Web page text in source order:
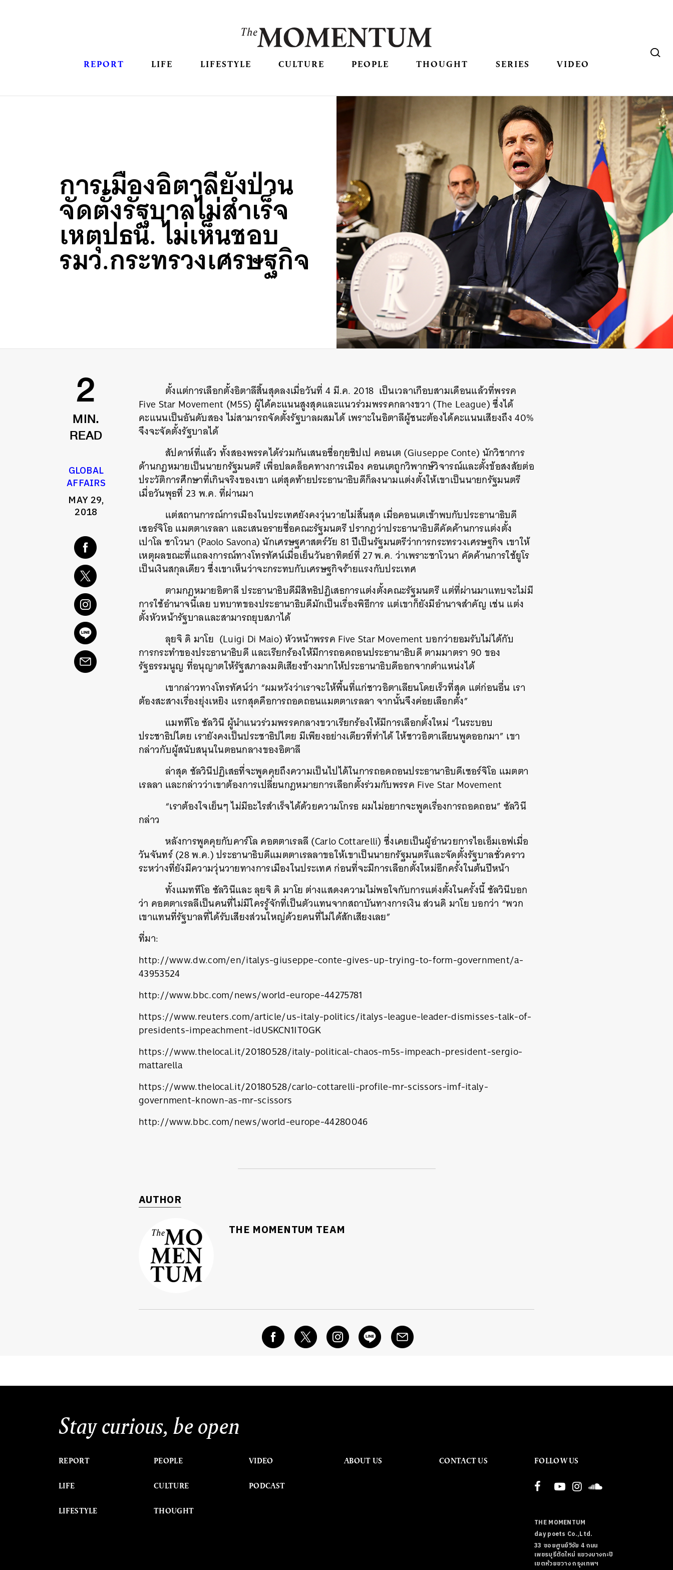
REPORT LIFE LIFESTYLE CULTURE PEOPLE THOUGHT SERIES VIDEO
การเมืองอิตาลียังป่วน
จัดตั้งรัฐบาลไม่สำเร็จ
เหตุปธน. ไม่เห็นชอบ
รมว.กระทรวงเศรษฐกิจ
2
MIN.
READ
GLOBAL
AFFAIRS
MAY 29,
2018
ตั้งแต่การเลือกตั้งอิตาลีสิ้นสุดลงเมื่อวันที่ 4 มี.ค. 2018 เป็นเวลาเกือบสามเดือนแล้วที่พรรค
Five Star Movement (M5S) ผู้ได้คะแนนสูงสุดและแนวร่วมพรรคกลางขวา (The League) ซึ่งได้
คะแนนเป็นอันดับสอง ไม่สามารถจัดตั้งรัฐบาลผสมได้ เพราะในอิตาลีผู้ชนะต้องได้คะแนนเสียงถึง 40%
จึงจะจัดตั้งรัฐบาลได้
สัปดาห์ที่แล้ว ทั้งสองพรรคได้ร่วมกันเสนอชื่อกุยซิปเป คอนเต (Giuseppe Conte) นักวิชาการ
ด้านกฎหมายเป็นนายกรัฐมนตรี เพื่อปลดล็อคทางการเมือง คอนเตถูกวิพากษ์วิจารณ์และตั้งข้อสงสัยต่อ
ประวัติการศึกษาที่เกินจริงของเขา แต่สุดท้ายประธานาธิบดีก็ลงนามแต่งตั้งให้เขาเป็นนายกรัฐมนตรี
เมื่อวันพุธที่ 23 พ.ค. ที่ผ่านมา
แต่สถานการณ์การเมืองในประเทศยังคงวุ่นวายไม่สิ้นสุด เมื่อคอนเตเข้าพบกับประธานาธิบดี
เซอร์จิโอ แมตตาเรลลา และเสนอรายชื่อคณะรัฐมนตรี ปรากฎว่าประธานาธิบดีคัดค้านการแต่งตั้ง
เปาโล ซาโวนา (Paolo Savona) นักเศรษฐศาสตร์วัย 81 ปีเป็นรัฐมนตรีว่าการกระทรวงเศรษฐกิจ เขาให้
เหตุผลขณะที่แถลงการณ์ทางโทรทัศน์เมื่อเย็นวันอาทิตย์ที่ 27 พ.ค. ว่าเพราะซาโวนา คัดค้านการใช้ยูโร
เป็นเงินสกุลเดียว ซึ่งเขาเห็นว่าจะกระทบกับเศรษฐกิจร้ายแรงกับประเทศ
ตามกฎหมายอิตาลี ประธานาธิบดีมีสิทธิปฏิเสธการแต่งตั้งคณะรัฐมนตรี แต่ที่ผ่านมาแทบจะไม่มี
การใช้อำนาจนี้เลย บทบาทของประธานาธิบดีมักเป็นเรื่องพิธีการ แต่เขาก็ยังมีอำนาจสำคัญ เช่น แต่ง
ตั้งหัวหน้ารัฐบาลและสามารถยุบสภาได้
ลุยจิ ดิ มาโย (Luigi Di Maio) หัวหน้าพรรค Five Star Movement บอกว่ายอมรับไม่ได้กับ
การกระทำของประธานาธิบดี และเรียกร้องให้มีการถอดถอนประธานาธิบดี ตามมาตรา 90 ของ
รัฐธรรมนูญ ที่อนุญาตให้รัฐสภาลงมติเสียงข้างมากให้ประธานาธิบดีออกจากตำแหน่งได้
เขากล่าวทางโทรทัศน์ว่า “ผมหวังว่าเราจะให้พื้นที่แก่ชาวอิตาเลียนโดยเร็วที่สุด แต่ก่อนอื่น เรา
ต้องสะสางเรื่องยุ่งเหยิง แรกสุดคือการถอดถอนแมตตาเรลลา จากนั้นจึงค่อยเลือกตั้ง”
แมททีโอ ซัลวินี ผู้นำแนวร่วมพรรคกลางขวาเรียกร้องให้มีการเลือกตั้งใหม่ “ในระบอบ
ประชาธิปไตย เรายังคงเป็นประชาธิปไตย มีเพียงอย่างเดียวที่ทำได้ ให้ชาวอิตาเลียนพูดออกมา” เขา
กล่าวกับผู้สนับสนุนในตอนกลางของอิตาลี
ล่าสุด ซัลวินีปฏิเสธที่จะพูดคุยถึงความเป็นไปได้ในการถอดถอนประธานาธิบดีเซอร์จิโอ แมตตา
เรลลา และกล่าวว่าเขาต้องการเปลี่ยนกฎหมายการเลือกตั้งร่วมกับพรรค Five Star Movement
“เราต้องใจเย็นๆ ไม่มีอะไรสำเร็จได้ด้วยความโกรธ ผมไม่อยากจะพูดเรื่องการถอดถอน” ซัลวินี
กล่าว
หลังการพูดคุยกับคาร์โล คอตตาเรลลี (Carlo Cottarelli) ซึ่งเคยเป็นผู้อำนวยการไอเอ็มเอฟเมื่อ
วันจันทร์ (28 พ.ค.) ประธานาธิบดีแมตตาเรลลาขอให้เขาเป็นนายกรัฐมนตรีและจัดตั้งรัฐบาลชั่วคราว
ระหว่างที่ยังมีความวุ่นวายทางการเมืองในประเทศ ก่อนที่จะมีการเลือกตั้งใหม่อีกครั้งในต้นปีหน้า
ทั้งแมททีโอ ซัลวินีและ ลุยจิ ดิ มาโย ต่างแสดงความไม่พอใจกับการแต่งตั้งในครั้งนี้ ซัลวินีบอก
ว่า คอตตาเรลลีเป็นคนที่ไม่มีใครรู้จักที่เป็นตัวแทนจากสถาบันทางการเงิน ส่วนดิ มาโย บอกว่า “พวก
เขาแทนที่รัฐบาลที่ได้รับเสียงส่วนใหญ่ด้วยคนที่ไม่ได้สักเสียงเลย”
ที่มา:
http://www.dw.com/en/italys-giuseppe-conte-gives-up-trying-to-form-government/a-
43953524
http://www.bbc.com/news/world-europe-44275781
https://www.reuters.com/article/us-italy-politics/italys-league-leader-dismisses-talk-of-
presidents-impeachment-idUSKCN1IT0GK
https://www.thelocal.it/20180528/italy-political-chaos-m5s-impeach-president-sergio-
mattarella
https://www.thelocal.it/20180528/carlo-cottarelli-profile-mr-scissors-imf-italy-
government-known-as-mr-scissors
http://www.bbc.com/news/world-europe-44280046
AUTHOR
THE MOMENTUM TEAM
Stay curious, be open
REPORT
LIFE
LIFESTYLE
PEOPLE
CULTURE
THOUGHT
VIDEO
PODCAST
ABOUT US CONTACT US FOLLOW US
THE MOMENTUM
day poets Co.,Ltd.
33 ซอยศูนย์วิจัย 4 ถนน
เพชรบุรีตัดใหม่ แขวงบางกะปิ
เขตห้วยขวาง กรุงเทพฯ
TWEET EMAIL